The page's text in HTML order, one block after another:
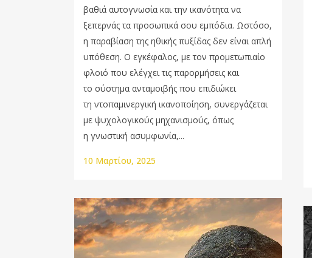
βαθιά αυτογνωσία και την ικανότητα να
ξεπερνάς τα προσωπικά σου εμπόδια. Ωστόσο,
η παραβίαση της ηθικής πυξίδας δεν είναι απλή
υπόθεση. Ο εγκέφαλος, με τον προμετωπιαίο
φλοιό που ελέγχει τις παρορμήσεις και
το σύστημα ανταμοιβής που επιδιώκει
τη ντοπαμινεργική ικανοποίηση, συνεργάζεται
με ψυχολογικούς μηχανισμούς, όπως
η γνωστική ασυμφωνία,...
10 Μαρτίου, 2025